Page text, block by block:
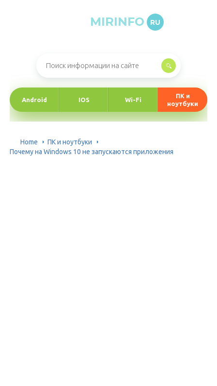
MIRINFO RU
Android IOS Wi-Fi
ПК и
ноутбуки
Home
ПК и ноутбуки
Почему на Windows 10 не запускаются приложения